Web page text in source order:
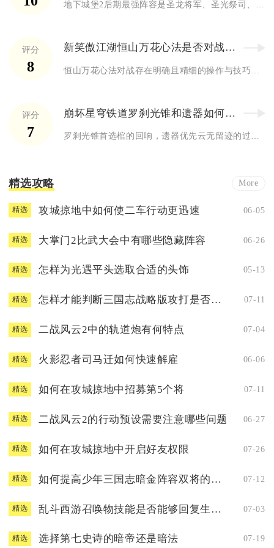
评分
8
新笑傲江湖恒山万花心法是否对战技巧有要求
评分
7
崩坏星穹铁道罗刹光锥和遗器如何选择
精选攻略 More
精选 攻城掠地中如何使二车行动更迅速 06-05
精选 大掌门2比武大会中有哪些隐藏阵容 06-26
精选 怎样为光遇平头选取合适的头饰 05-13
精选 怎样才能判断三国志战略版攻打是否具备优势 07-11
精选 二战风云2中的轨道炮有何特点 07-04
精选 火影忍者司马迁如何快速解雇 06-06
精选 如何在攻城掠地中招募第5个将 07-11
精选 二战风云2的行动预设需要注意哪些问题 06-27
精选 如何在攻城掠地中开启好友权限 07-26
精选 如何提高少年三国志暗金阵容双将的战斗表现 07-12
精选 乱斗西游召唤物技能是否能够回复生命值 07-03
精选 选择第七史诗的暗帝还是暗法 07-19